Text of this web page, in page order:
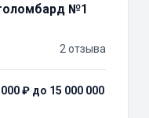
№1
2 отзыва
₽ до 15 000 000